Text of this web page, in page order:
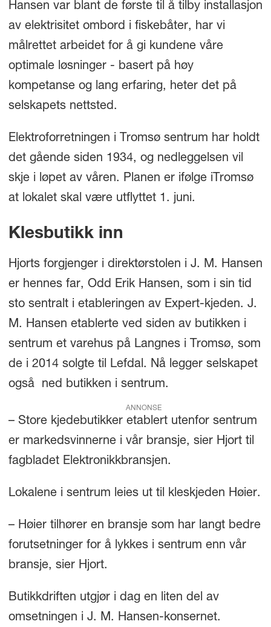
Hansen var blant de første til å tilby installasjon
av elektrisitet ombord i fiskebåter, har vi
målrettet arbeidet for å gi kundene våre
optimale løsninger - basert på høy
kompetanse og lang erfaring, heter det på
selskapets nettsted.
Elektroforretningen i Tromsø sentrum har holdt
det gående siden 1934, og nedleggelsen vil
skje i løpet av våren. Planen er ifølge iTromsø
at lokalet skal være utflyttet 1. juni.
Klesbutikk inn
Hjorts forgjenger i direktørstolen i J. M. Hansen
er hennes far, Odd Erik Hansen, som i sin tid
sto sentralt i etableringen av Expert-kjeden. J.
M. Hansen etablerte ved siden av butikken i
sentrum et varehus på Langnes i Tromsø, som
de i 2014 solgte til Lefdal. Nå legger selskapet
også ned butikken i sentrum.
ANNONSE
– Store kjedebutikker etablert utenfor sentrum
er markedsvinnerne i vår bransje, sier Hjort til
fagbladet Elektronikkbransjen.
Lokalene i sentrum leies ut til kleskjeden Høier.
– Høier tilhører en bransje som har langt bedre
forutsetninger for å lykkes i sentrum enn vår
bransje, sier Hjort.
Butikkdriften utgjør i dag en liten del av
omsetningen i J. M. Hansen-konsernet.